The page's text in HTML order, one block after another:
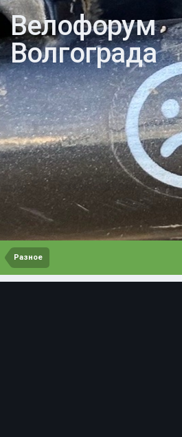
Велофорум
Волгограда
Разное